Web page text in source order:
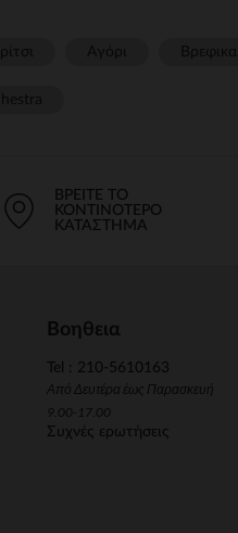
ΒΡΕΊΤΕ ΤΟ
ΚΟΝΤΙΝΌΤΕΡΟ
ΚΑΤΆΣΤΗΜΑ
Βοηθεια
Tel : 210-5610163
Από Δευτέρα έως Παρασκευή
9.00-17.00
Συχνές ερωτήσεις